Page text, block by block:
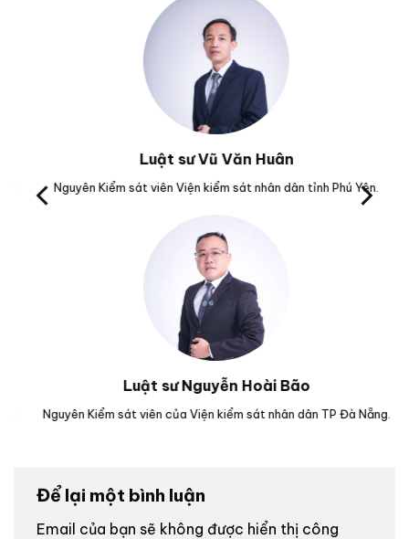
Luật sư Vũ Văn Huân
Nguyên Kiểm sát viên Viện kiểm sát nhân dân tỉnh Phú Yên.
Luật sư Nguyễn Hoài Bão
Nguyên Kiểm sát viên của Viện kiểm sát nhân dân TP Đà Nẵng.
Để lại một bình luận
Email của bạn sẽ không được hiển thị công